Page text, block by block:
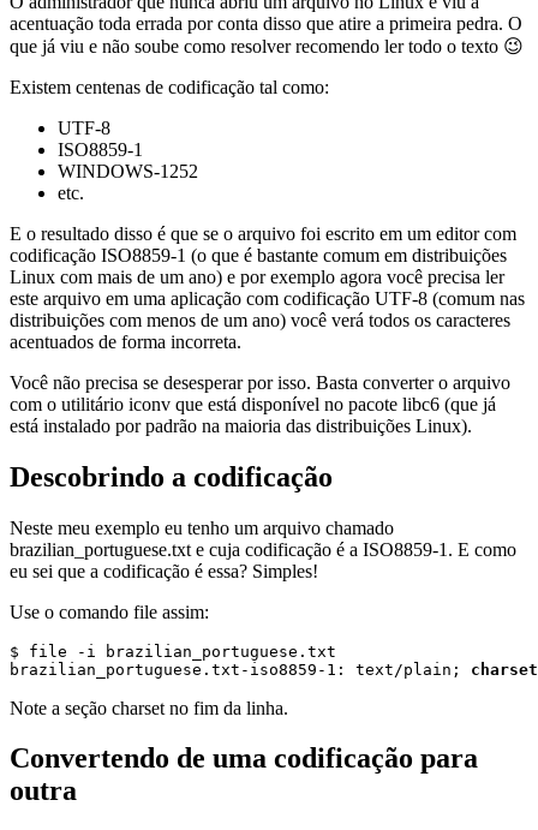
acentuação toda errada por conta disso que atire a primeira pedra. O
que já viu e não soube como resolver recomendo ler todo o texto 😉
Existem centenas de codificação tal como:
UTF-8
ISO8859-1
WINDOWS-1252
etc.
E o resultado disso é que se o arquivo foi escrito em um editor com
codificação ISO8859-1 (o que é bastante comum em distribuições
Linux com mais de um ano) e por exemplo agora você precisa ler
este arquivo em uma aplicação com codificação UTF-8 (comum nas
distribuições com menos de um ano) você verá todos os caracteres
acentuados de forma incorreta.
Você não precisa se desesperar por isso. Basta converter o arquivo
com o utilitário iconv que está disponível no pacote libc6 (que já
está instalado por padrão na maioria das distribuições Linux).
Descobrindo a codificação
Neste meu exemplo eu tenho um arquivo chamado
brazilian_portuguese.txt e cuja codificação é a ISO8859-1. E como
eu sei que a codificação é essa? Simples!
Use o comando file assim:
$ file -i brazilian_portuguese.txt
brazilian_portuguese.txt-iso8859-1: text/plain;
Note a seção charset no fim da linha.
Convertendo de uma codificação para
outra